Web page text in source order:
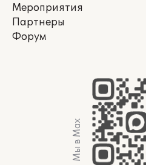
Мероприятия
Партнеры
Форум
Мы в Max